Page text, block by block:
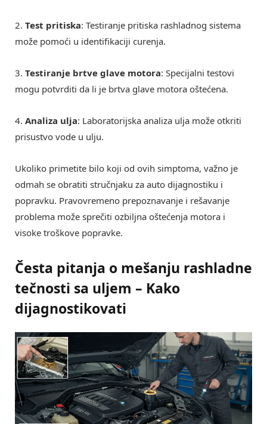
2. Test pritiska: Testiranje pritiska rashladnog sistema
može pomoći u identifikaciji curenja.
3. Testiranje brtve glave motora: Specijalni testovi
mogu potvrditi da li je brtva glave motora oštećena.
4. Analiza ulja: Laboratorijska analiza ulja može otkriti
prisustvo vode u ulju.
Ukoliko primetite bilo koji od ovih simptoma, važno je
odmah se obratiti stručnjaku za auto dijagnostiku i
popravku. Pravovremeno prepoznavanje i rešavanje
problema može sprečiti ozbiljna oštećenja motora i
visoke troškove popravke.
Česta pitanja o mešanju rashladne
tečnosti sa uljem – Kako
dijagnostikovati